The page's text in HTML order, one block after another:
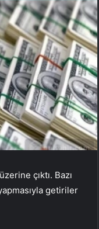
çıktı. Bazı
getiriler